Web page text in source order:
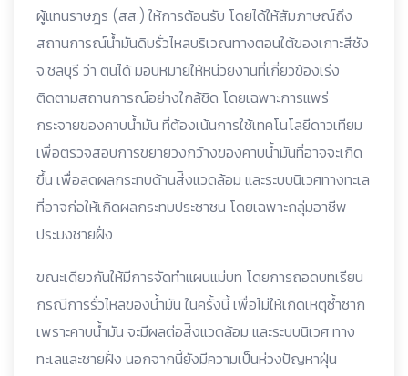
ผู้แทนราษฎร (สส.) ให้การต้อนรับ โดยได้ให้สัมภาษณ์ถึง
สถานการณ์น้ำมันดิบรั่วไหลบริเวณทางตอนใต้ของเกาะสีชัง
จ.ชลบุรี ว่า ตนได้ มอบหมายให้หน่วยงานที่เกี่ยวข้องเร่ง
ติดตามสถานการณ์อย่างใกล้ชิด โดยเฉพาะการแพร่
กระจายของคาบน้ำมัน ที่ต้องเน้นการใช้เทคโนโลยีดาวเทียม
เพื่อตรวจสอบการขยายวงกว้างของคาบน้ำมันที่อาจจะเกิด
ขึ้น เพื่อลดผลกระทบด้านส่ิงแวดล้อม และระบบนิเวศทางทะเล
ที่อาจก่อให้เกิดผลกระทบประชาชน โดยเฉพาะกลุ่มอาชีพ
ประมงชายฝั่ง
ขณะเดียวกันให้มีการจัดทำแผนแม่บท โดยการถอดบทเรียน
กรณีการรั่วไหลของน้ำมัน ในครั้งนี้ เพื่อไม่ให้เกิดเหตุซ้ำซาก
เพราะคาบน้ำมัน จะมีผลต่อส่ิงแวดล้อม และระบบนิเวศ ทาง
ทะเลและชายฝั่ง นอกจากนี้ยังมีความเป็นห่วงปัญหาฝุ่น